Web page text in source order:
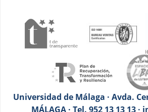
Universidad de Málaga · Avda.
MÁLAGA · Tel. 952 13 13 13 ·